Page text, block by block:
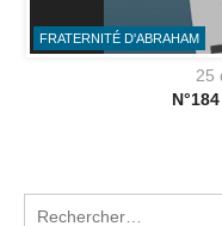
FRATERNITÉ D'ABRAHAM
25